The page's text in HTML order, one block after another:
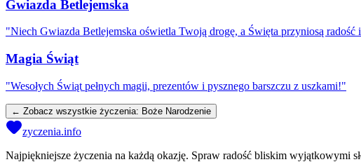
Gwiazda Betlejemska
"Niech Gwiazda Betlejemska oświetla Twoją drogę, a Święta przyniosą radość i
Magia Świąt
"Wesołych Świąt pełnych magii, prezentów i pysznego barszczu z uszkami!"
← Zobacz wszystkie życzenia: Boże Narodzenie
zyczenia.info
Najpiękniejsze życzenia na każdą okazję. Spraw radość bliskim wyjątkowymi